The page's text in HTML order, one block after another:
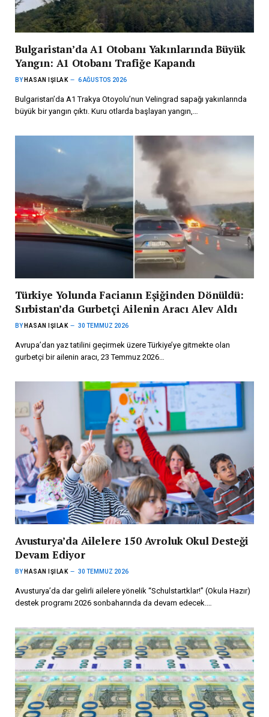
Bulgaristan’da A1 Otobanı Yakınlarında Büyük
Yangın: A1 Otobanı Trafiğe Kapandı
BY HASAN IŞILAK 6 AĞUSTOS 2026
Bulgaristan’da A1 Trakya Otoyolu’nun Velingrad sapağı yakınlarında
büyük bir yangın çıktı. Kuru otlarda başlayan yangın,…
Türkiye Yolunda Facianın Eşiğinden Dönüldü:
Sırbistan’da Gurbetçi Ailenin Aracı Alev Aldı
BY HASAN IŞILAK 30 TEMMUZ 2026
Avrupa’dan yaz tatilini geçirmek üzere Türkiye’ye gitmekte olan
gurbetçi bir ailenin aracı, 23 Temmuz 2026…
Avusturya’da Ailelere 150 Avroluk Okul Desteği
Devam Ediyor
BY HASAN IŞILAK 30 TEMMUZ 2026
Avusturya’da dar gelirli ailelere yönelik “Schulstartklar!” (Okula Hazır)
destek programı 2026 sonbaharında da devam edecek.…